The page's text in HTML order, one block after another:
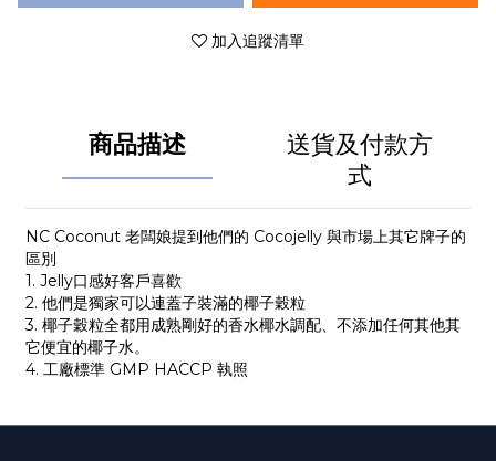
加入追蹤清單
商品描述
送貨及付款方
式
NC Coconut 老闆娘提到他們的 Cocojelly 與市場上其它牌子的
區別
1. Jelly口感好客戶喜歡
2. 他們是獨家可以連蓋子裝滿的椰子穀粒
3. 椰子穀粒全都用成熟剛好的香水椰水調配、不添加任何其他其
它便宜的椰子水。
4. 工廠標準 GMP HACCP 執照